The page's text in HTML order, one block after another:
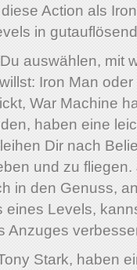
Action als
in
auswählen, mit
Iron Man
War Machine
haben eine
Dir nach
und zu fliegen.
in den Genuss,
eines Levels,
Anzuges
Stark, haben